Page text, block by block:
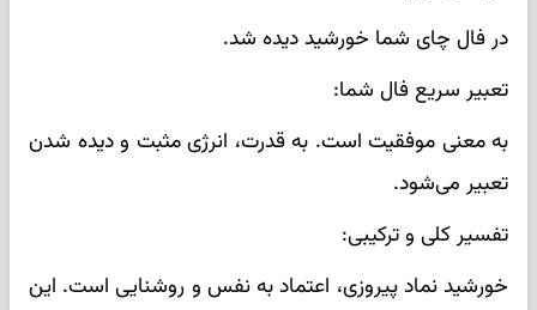
در فال چای شما خورشید دیده شد.
تعبیر سریع فال شما:
به معنی موفقیت است. به قدرت، انرژی مثبت و دیده شدن
تعبیر می‌شود.
تفسیر کلی و ترکیبی:
خورشید نماد پیروزی، اعتماد به نفس و روشنایی است. این